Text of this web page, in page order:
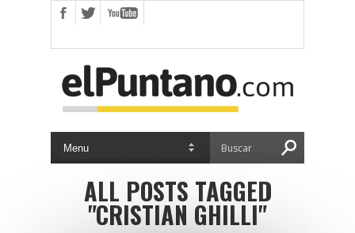
ALL POSTS TAGGED
"CRISTIAN GHILLI"